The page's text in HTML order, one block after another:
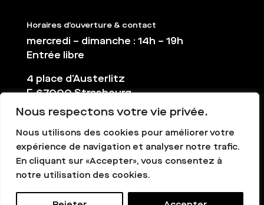
Nous respectons votre vie privée.
Nous utilisons des cookies pour améliorer votre
expérience de navigation et analyser notre trafic.
En cliquant sur «Accepter», vous consentez à
notre utilisation des cookies.
Horaires d’ouverture & contact
mercredi – dimanche : 14h – 19h
Entrée libre
4 place d’Austerlitz
F-67000 Strasbourg
03 88 36 65 38
contact@la-chambre.org